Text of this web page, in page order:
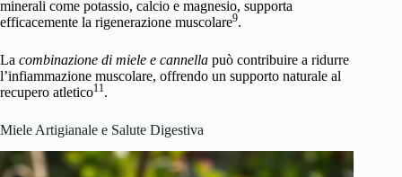
minerali come potassio, calcio e magnesio, supporta
efficacemente la rigenerazione muscolare9.
La combinazione di miele e cannella può contribuire a ridurre
l’infiammazione muscolare, offrendo un supporto naturale al
recupero atletico11 .
Miele Artigianale e Salute Digestiva